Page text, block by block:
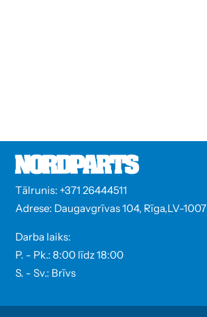
Tālrunis: +371 26444511
Adrese: Daugavgrīvas 104, Rīga,LV-1007
Darba laiks:
P. - Pk.: 8:00 līdz 18:00
S. - Sv.: Brīvs